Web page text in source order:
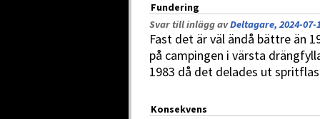
Fundering
Svar till inlägg avDeltagare, 2024-07-
Fast det är väl ändå bättre än
på campingen i värsta
1983 då det delades ut
Konsekvens